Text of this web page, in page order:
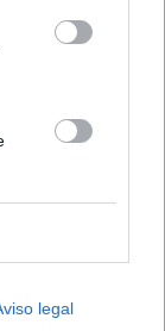
legal